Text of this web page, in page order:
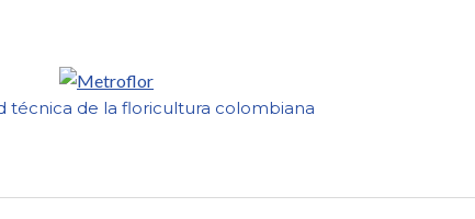
técnica de la floricultura colombiana